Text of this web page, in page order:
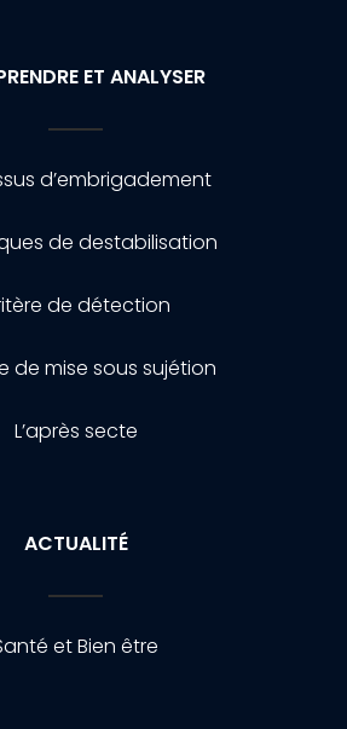
ET ANALYSER
d’embrigadement
de destabilisation
de détection
de mise sous sujétion
L’après secte
ACTUALITÉ
et Bien être